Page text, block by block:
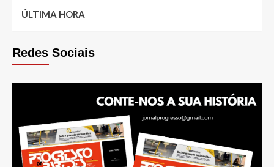
ÚLTIMA HORA
Redes Sociais